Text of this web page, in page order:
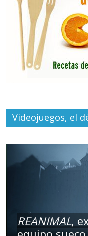
Videojuegos, el
REANIMAL,